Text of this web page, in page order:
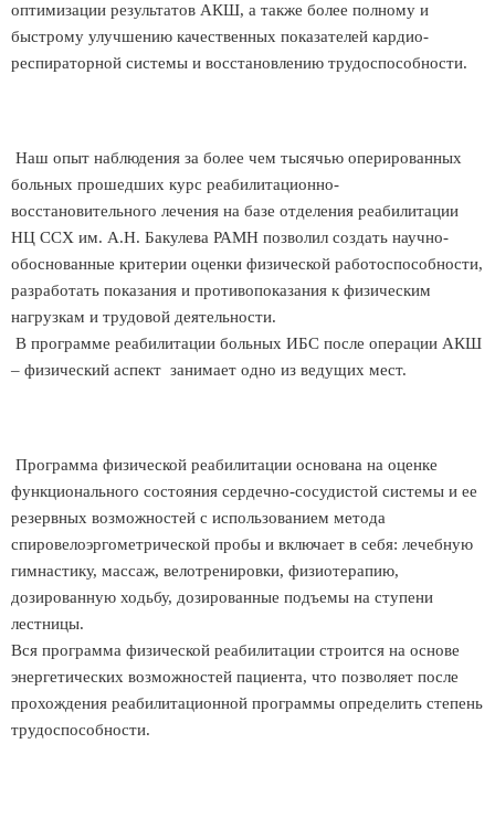
оптимизации результатов АКШ, а также более полному и
быстрому улучшению качественных показателей кардио-
респираторной системы и восстановлению трудоспособности.
Наш опыт наблюдения за более чем тысячью оперированных
больных прошедших курс реабилитационно-
восстановительного лечения на базе отделения реабилитации
НЦ ССХ им. А.Н. Бакулева РАМН позволил создать научно-
обоснованные критерии оценки физической работоспособности,
разработать показания и противопоказания к физическим
нагрузкам и трудовой деятельности.
В программе реабилитации больных ИБС после операции АКШ
– физический аспект занимает одно из ведущих мест.
Программа физической реабилитации основана на оценке
функционального состояния сердечно-сосудистой системы и ее
резервных возможностей с использованием метода
спировелоэргометрической пробы и включает в себя: лечебную
гимнастику, массаж, велотренировки, физиотерапию,
дозированную ходьбу, дозированные подъемы на ступени
лестницы.
Вся программа физической реабилитации строится на основе
энергетических возможностей пациента, что позволяет после
прохождения реабилитационной программы определить степень
трудоспособности.